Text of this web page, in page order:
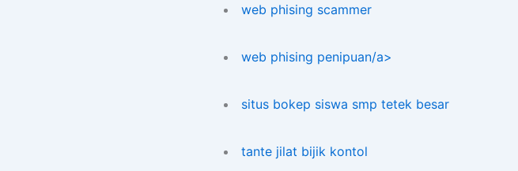
web phising scammer
web phising penipuan/a>
situs bokep siswa smp tetek besar
tante jilat bijik kontol